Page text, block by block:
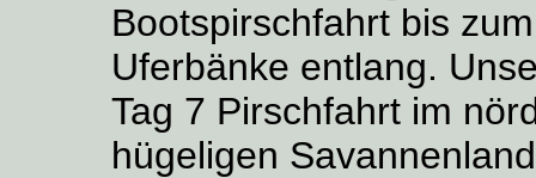
Bootspirschfahrt bis
Uferbänke entlang.
Tag 7 Pirschfahrt im
hügeligen